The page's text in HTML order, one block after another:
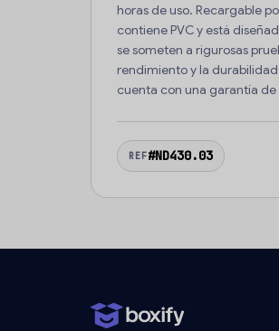
horas de uso. Recargable
contiene PVC y está
se someten a rigurosas
rendimiento y la
cuenta con una garantía
REF#ND430.03